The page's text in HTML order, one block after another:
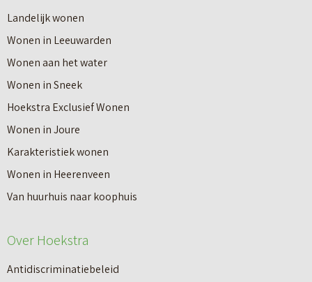
r
I
n
8
s
t
a
p
p
n
n
o
v
e
r
V
a
n
n
e
Landelijk wonen
Wonen in Leeuwarden
Wonen aan het water
Wonen in Sneek
Hoekstra Exclusief Wonen
Wonen in Joure
Karakteristiek wonen
Wonen in Heerenveen
Van huurhuis naar koophuis
Over Hoekstra
Antidiscriminatiebeleid